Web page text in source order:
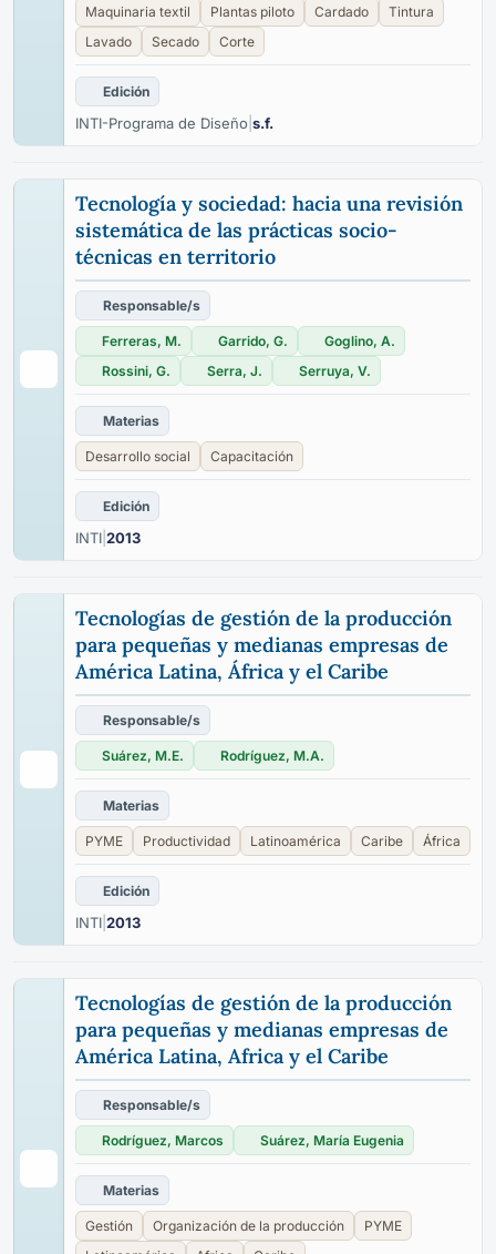
Maquinaria textil
Plantas piloto Cardado
Tintura
Lavado
Secado Corte
Edición
INTI-Programa de Diseño s.f.
Tecnología y sociedad: hacia una revisión
sistemática de las prácticas socio-
técnicas en territorio
Responsable/s
Ferreras, M. Garrido, G.
Goglino, A.
Rossini, G.
Serra, J. Serruya, V.
Materias
Desarrollo social Capacitación
Edición
INTI 2013
Tecnologías de gestión de la producción
para pequeñas y medianas empresas de
América Latina, África y el Caribe
Responsable/s
Suárez, M.E. Rodríguez, M.A.
Materias
PYME Productividad Latinoamérica Caribe África
Edición
INTI 2013
Tecnologías de gestión de la producción
para pequeñas y medianas empresas de
América Latina, Africa y el Caribe
Responsable/s
Rodríguez, Marcos Suárez, María Eugenia
Materias
Gestión Organización de la producción
PYME